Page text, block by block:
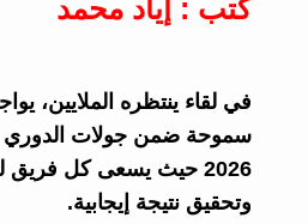
كتب : إياد محمد
في لقاء ينتظره الملايين،
2026 حيث يسعى كل
وتحقيق نتيجة إيجابية.